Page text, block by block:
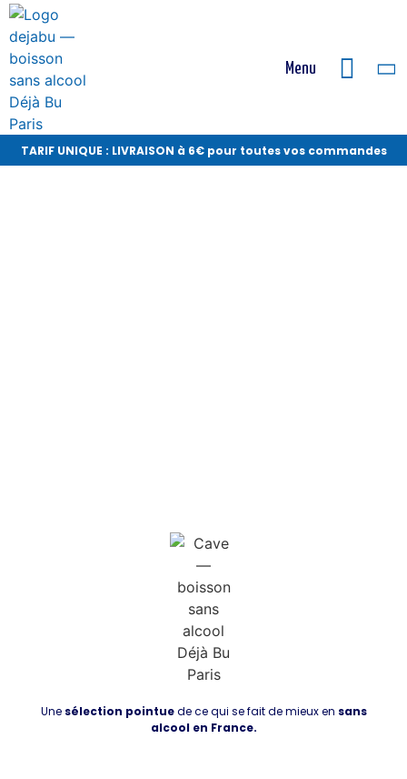
Menu
TARIF UNIQUE : LIVRAISON à 6€ pour toutes vos commandes
Unesélection pointuede ce qui se fait de mieux en sans
alcool en France.